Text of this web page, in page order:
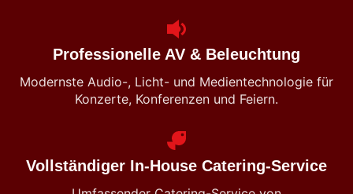
Professionelle AV & Beleuchtung
Modernste Audio-, Licht- und Medientechnologie für
Konzerte, Konferenzen und Feiern.
Vollständiger In-House Catering-Service